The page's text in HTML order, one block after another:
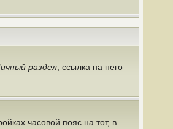
раздел; ссылка на него
часовой пояс на тот, в